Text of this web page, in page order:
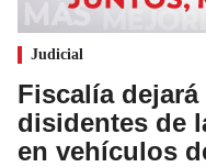
Judicial
Fiscalía
disidentes de
en vehículos